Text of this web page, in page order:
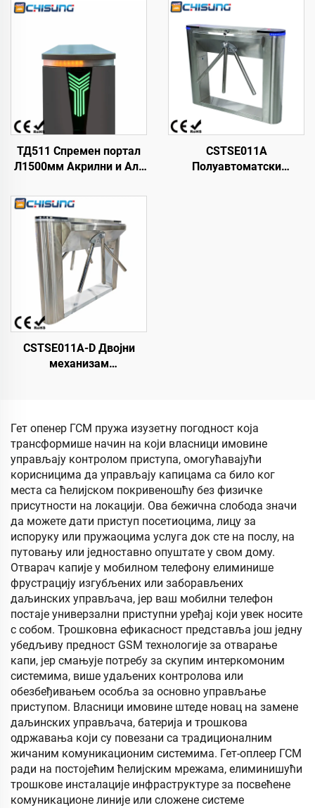
ТД511 Спремен портал
Л1500мм Акрилни и Алу
Унутрашњи премијум
приступ за високе
просторе
CSTSE011A
Полуавтоматски
CSTSE011A-D Двојни
механизам
Ширење издвојеног
дизајна са Лед траком
Гет опенер ГСМ пружа изузетну погодност која
трансформише начин на који власници имовине
управљају контролом приступа, омогућавајући
корисницима да управљају капицама са било ког
места са ћелијском покривеношћу без физичке
присутности на локацији. Ова бежична слобода значи
да можете дати приступ посетиоцима, лицу за
испоруку или пружаоцима услуга док сте на послу, на
путовању или једноставно опуштате у свом дому.
Отварач капије у мобилном телефону елиминише
фрустрацију изгубљених или заборављених
даљинских управљача, јер ваш мобилни телефон
постаје универзални приступни уређај који увек носите
с собом. Трошковна ефикасност представља још једну
убедљиву предност GSM технологије за отварање
капи, јер смањује потребу за скупим интеркомоним
системима, више удаљених контролова или
обезбеђивањем особља за основно управљање
приступом. Власници имовине штеде новац на замене
даљинских управљача, батерија и трошкова
одржавања који су повезани са традиционалним
жичаним комуникационим системима. Гет-оплеер ГСМ
ради на постојећим ћелијским мрежама, елиминишући
трошкове инсталације инфраструктуре за посвећене
комуникационе линије или сложене системе